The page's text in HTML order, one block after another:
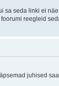
sa seda linki ei
reegleid
juhised